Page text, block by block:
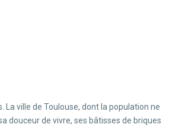
ville de Toulouse, dont la population ne
douceur de vivre, ses bâtisses de briques